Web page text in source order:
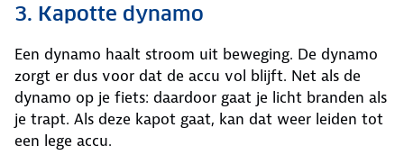
3. Kapotte dynamo
Een dynamo haalt stroom uit beweging. De dynamo
zorgt er dus voor dat de accu vol blijft. Net als de
dynamo op je fiets: daardoor gaat je licht branden als
je trapt. Als deze kapot gaat, kan dat weer leiden tot
een lege accu.